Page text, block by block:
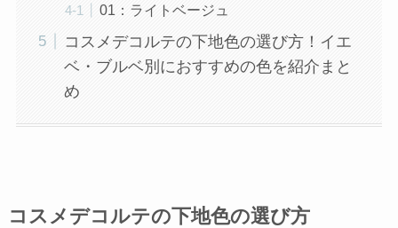
01：ライトベージュ
コスメデコルテの下地色の選び方！イエ
ベ・ブルベ別におすすめの色を紹介まと
め
コスメデコルテの下地色の選び方